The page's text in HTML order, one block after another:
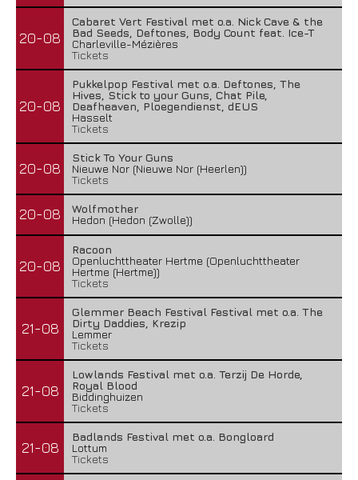
20-08
Cabaret Vert Festival met o.a. Nick Cave & the
Bad Seeds, Deftones, Body Count feat. Ice-T
Charleville-Mézières
Tickets
20-08
Pukkelpop Festival met o.a. Deftones, The
Hives, Stick to your Guns, Chat Pile,
Deafheaven, Ploegendienst, dEUS
Hasselt
Tickets
20-08
Stick To Your Guns
Nieuwe Nor (Nieuwe Nor (Heerlen))
Tickets
20-08
Wolfmother
Hedon (Hedon (Zwolle))
20-08
Racoon
Openluchttheater Hertme (Openluchttheater
Hertme (Hertme))
Tickets
21-08
Glemmer Beach Festival Festival met o.a. The
Dirty Daddies, Krezip
Lemmer
Tickets
21-08
Lowlands Festival met o.a. Terzij De Horde,
Royal Blood
Biddinghuizen
Tickets
21-08
Badlands Festival met o.a. Bongloard
Lottum
Tickets